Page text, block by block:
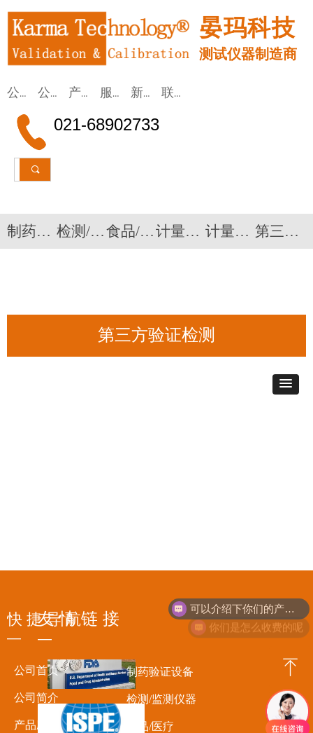
制药验证设备 检测/监测仪器 食品/医疗 计量校准设备 计量校准系统 第三方验证检测服务
끠
021-68902733
公司首页 公司简介 产品应用 服务/租赁 新闻动态 联系我们
晏玛科技
测试仪器制造商
第三方验证检测
快 捷 导 航
—
制药验证设备
检测/监测仪器
食品/医疗
公司首页
公司简介
产品应用
友 情 链 接
—
ꁸ
回到顶部
ꂅ
可以介绍下你们的产品么
你们是怎么收费的呢